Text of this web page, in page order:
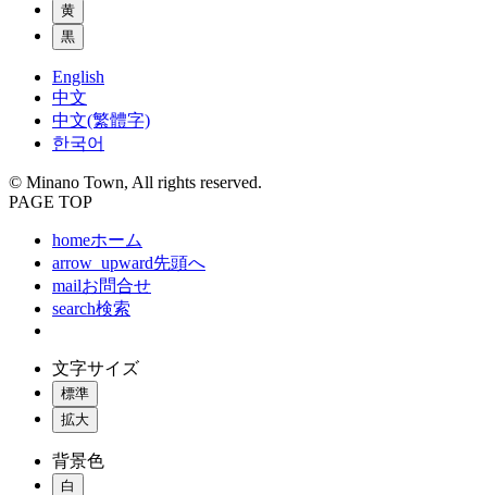
黄
黒
English
中文
中文(繁體字)
한국어
© Minano Town, All rights reserved.
PAGE TOP
homeホーム
arrow_upward先頭へ
mailお問合せ
search検索
文字サイズ
標準
拡大
背景色
白